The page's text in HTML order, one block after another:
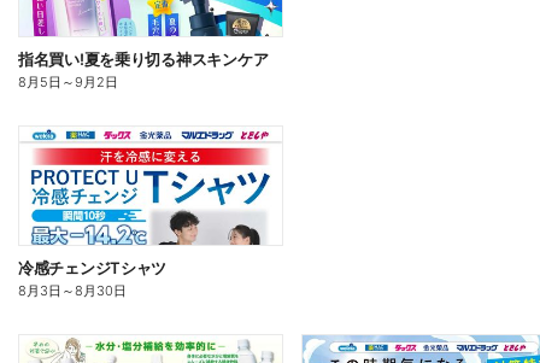
指名買い!夏を乗り切る神スキンケア
8月5日 ～9月2日
冷感チェンジTシャツ
8月3日 ～8月30日